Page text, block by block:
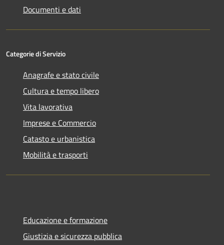
Documenti e dati
Categorie di Servizio
Anagrafe e stato civile
Cultura e tempo libero
Vita lavorativa
Imprese e Commercio
Catasto e urbanistica
Mobilità e trasporti
Educazione e formazione
Giustizia e sicurezza pubblica